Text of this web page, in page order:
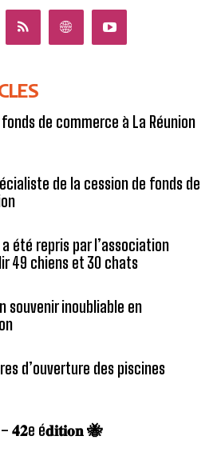
de commerce à La Réunion
de la cession de fonds de
été repris par l’association
49 chiens et 30 chats
souvenir inoubliable en
d’ouverture des piscines
é𝐝𝐢𝐭𝐢𝐨𝐧 🐝